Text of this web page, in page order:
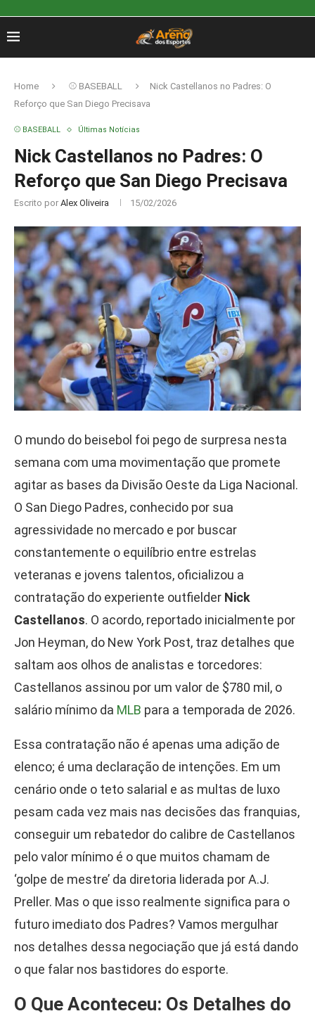
Home ⚾ BASEBALL
Nick Castellanos no Padres: O
Reforço que San Diego Precisava
⚾ BASEBALL Últimas Notícias
Nick Castellanos no Padres: O
Reforço que San Diego Precisava
Escrito por Alex Oliveira 15/02/2026
O mundo do beisebol foi pego de surpresa nesta
semana com uma movimentação que promete
agitar as bases da Divisão Oeste da Liga Nacional.
O San Diego Padres, conhecido por sua
agressividade no mercado e por buscar
constantemente o equilíbrio entre estrelas
veteranas e jovens talentos, oficializou a
contratação do experiente outfielder Nick
Castellanos. O acordo, reportado inicialmente por
Jon Heyman, do New York Post, traz detalhes que
saltam aos olhos de analistas e torcedores:
Castellanos assinou por um valor de $780 mil, o
salário mínimo da MLB para a temporada de 2026.
Essa contratação não é apenas uma adição de
elenco; é uma declaração de intenções. Em um
cenário onde o teto salarial e as multas de luxo
pesam cada vez mais nas decisões das franquias,
conseguir um rebatedor do calibre de Castellanos
pelo valor mínimo é o que muitos chamam de
‘golpe de mestre’ da diretoria liderada por A.J.
Preller. Mas o que isso realmente significa para o
futuro imediato dos Padres? Vamos mergulhar
nos detalhes dessa negociação que já está dando
o que falar nos bastidores do esporte.
O Que Aconteceu: Os Detalhes do